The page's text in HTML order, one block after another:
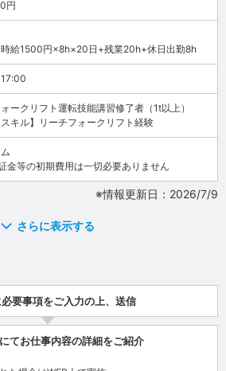
円
給1500円×8h×20日+残業20h+休日出勤8h
ォークリフト運転技能講習修了者（1t以上）
スキル】リーチフォークリフト経験
金等の初期費用は一切必要ありません
※情報更新日：2026/7/9
さらに表示する
要事項をご入力の上、送信
てお仕事内容の詳細をご紹介